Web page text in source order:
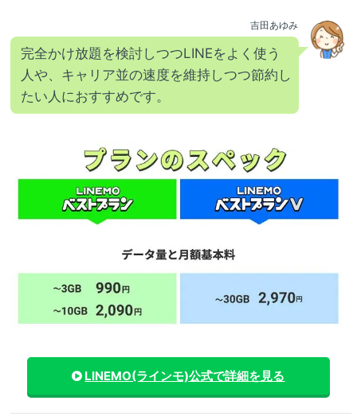
吉田あゆみ
完全かけ放題を検討しつつLINEをよく使う
人や、キャリア並の速度を維持しつつ節約し
たい人におすすめです。
LINEMO(ラインモ)公式で詳細を見る